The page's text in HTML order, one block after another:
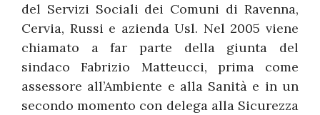
del Servizi Sociali dei Comuni di Ravenna,
Cervia, Russi e azienda Usl. Nel 2005 viene
chiamato a far parte della giunta del
sindaco Fabrizio Matteucci, prima come
assessore all’Ambiente e alla Sanità e in un
secondo momento con delega alla Sicurezza